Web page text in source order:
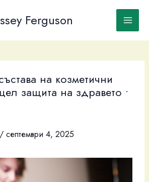
Ferguson
на козметични
защита на здравето •
/ септември 4, 2025